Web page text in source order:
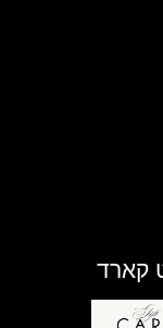
קארד